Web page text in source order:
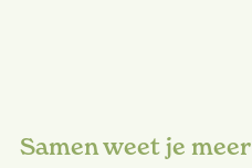
Samen weet je meer